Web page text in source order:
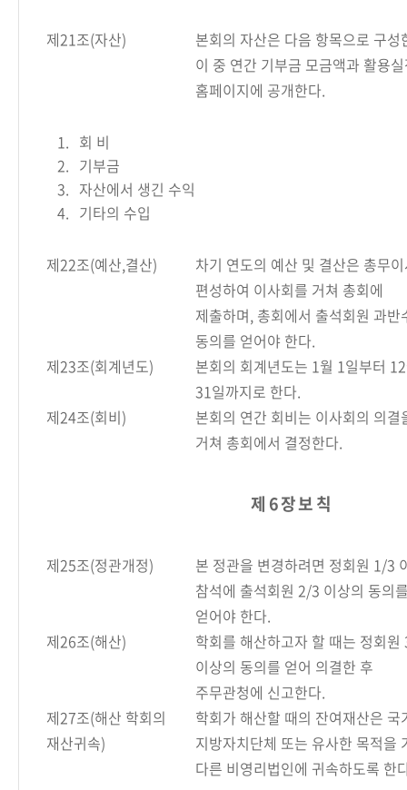
제21조(자산)
본회의 자산은 다음 항목으로 구성
이 중 연간 기부금 모금액과 활용
홈페이지에 공개한다.
1. 회 비
2. 기부금
3. 자산에서 생긴 수익
4. 기타의 수입
제22조(예산,결산)
차기 연도의 예산 및 결산은 총무
편성하여 이사회를 거쳐 총회에
제출하며, 총회에서 출석회원 과반
동의를 얻어야 한다.
제23조(회계년도)
본회의 회계년도는 1월 1일부터
31일까지로 한다.
제24조(회비)
본회의 연간 회비는 이사회의 의결
거쳐 총회에서 결정한다.
제 6 장 보 칙
제25조(정관개정)
본 정관을 변경하려면 정회원 1/3
참석에 출석회원 2/3 이상의 동의
얻어야 한다.
제26조(해산)
학회를 해산하고자 할 때는 정회
이상의 동의를 얻어 의결한 후
주무관청에 신고한다.
제27조(해산 학회의
재산귀속)
학회가 해산할 때의 잔여재산은 국
지방자치단체 또는 유사한 목적을
다른 비영리법인에 귀속하도록 한